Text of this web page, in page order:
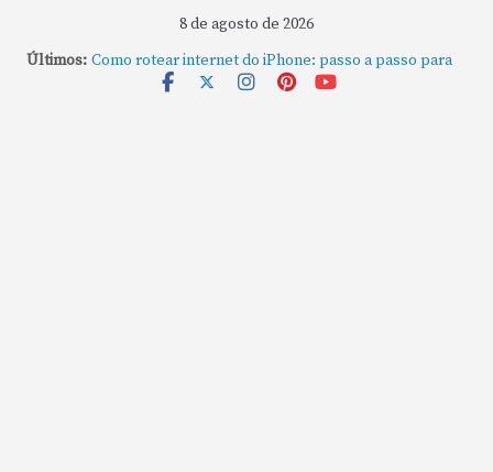
8 de agosto de 2026
Últimos: Como rotear internet do iPhone: passo a passo para
compartilhar a conexão